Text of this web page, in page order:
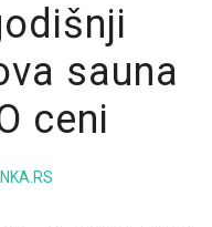
sauna
ceni